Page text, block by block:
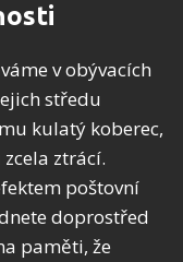
v obývacích
středu
kulatý koberec,
ztrácí.
poštovní
doprostřed
paměti, že